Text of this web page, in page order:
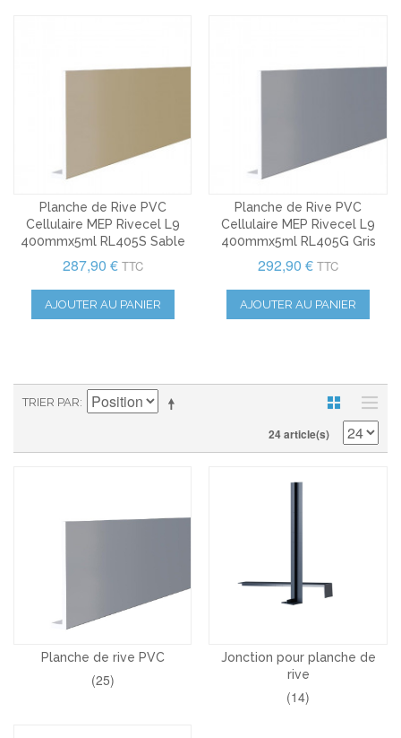
Planche de Rive PVC
Cellulaire MEP Rivecel L9
400mmx5ml RL405S Sable
287,90 € TTC
AJOUTER AU PANIER
Planche de Rive PVC
Cellulaire MEP Rivecel L9
400mmx5ml RL405G Gris
292,90 € TTC
AJOUTER AU PANIER
TRIER PAR
24 article(s)
Planche de rive PVC
(25)
Jonction pour planche de
rive
(14)